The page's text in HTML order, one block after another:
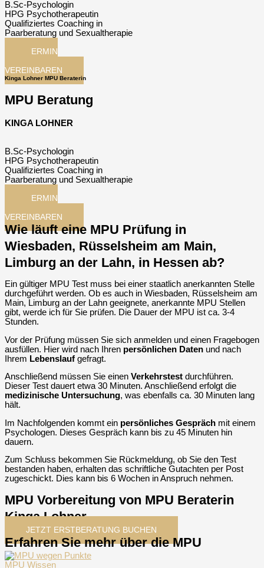
B.Sc-Psychologin
HPG Psychotherapeutin
Qualifiziertes Coaching in
Paarberatung und Sexualtherapie
TERMIN
VEREINBAREN
Kinga Lohner MPU Beraterin
MPU Beratung
KINGA LOHNER
B.Sc-Psychologin
HPG Psychotherapeutin
Qualifiziertes Coaching in
Paarberatung und Sexualtherapie
TERMIN
VEREINBAREN
Wie läuft eine MPU Prüfung in
Wiesbaden, Rüsselsheim am Main,
Limburg an der Lahn, in Hessen ab?
Ein gültiger MPU Test muss bei einer staatlich anerkannten Stelle
durchgeführt werden. Ob es auch in Wiesbaden, Rüsselsheim am
Main, Limburg an der Lahn geeignete, anerkannte MPU Stellen
gibt, werde ich für Sie prüfen. Die Dauer der MPU ist ca. 3-4
Stunden.
Vor der Prüfung müssen Sie sich anmelden und einen Fragebogen
ausfüllen. Hier wird nach Ihren persönlichen Daten und nach
Ihrem Lebenslauf gefragt.
Anschließend müssen Sie einen Verkehrstest durchführen.
Dieser Test dauert etwa 30 Minuten. Anschließend erfolgt die
medizinische Untersuchung, was ebenfalls ca. 30 Minuten lang
hält.
Im Nachfolgenden kommt ein persönliches Gespräch mit einem
Psychologen. Dieses Gespräch kann bis zu 45 Minuten hin
dauern.
Zum Schluss bekommen Sie Rückmeldung, ob Sie den Test
bestanden haben, erhalten das schriftliche Gutachten per Post
zugeschickt. Dies kann bis 6 Wochen in Anspruch nehmen.
MPU Vorbereitung von MPU Beraterin
Kinga Lohner
JETZT ERSTBERATUNG BUCHEN
Erfahren Sie mehr über die MPU
MPU Wissen